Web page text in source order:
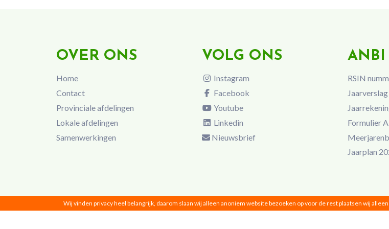
OVER ONS
Home
Contact
Provinciale afdelingen
Lokale afdelingen
Samenwerkingen
VOLG ONS
Instagram
Facebook
Youtube
Linkedin
Nieuwsbrief
ANBI
RSIN
Formulier
Jaarplan
Wij vinden privacy heel belangrijk, daarom slaan wij alleen anoniem website bezoeken op voor de rest plaatsen wij